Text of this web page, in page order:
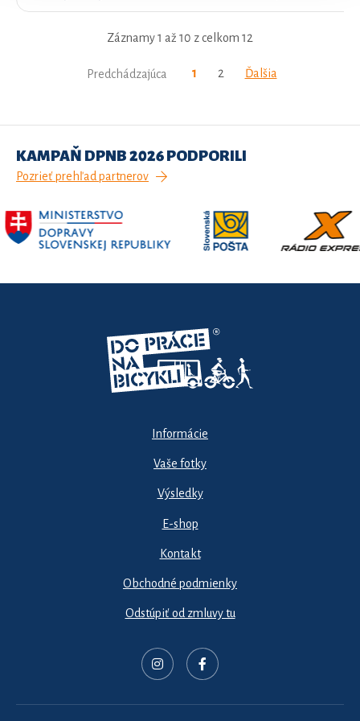
Záznamy 1 až 10 z celkom 12
Predchádzajúca 1 2 Ďalšia
KAMPAŇ DPNB 2026 PODPORILI
Pozrieť prehľad partnerov
Informácie
Vaše fotky
Výsledky
E-shop
Kontakt
Obchodné podmienky
Odstúpiť od zmluvy tu